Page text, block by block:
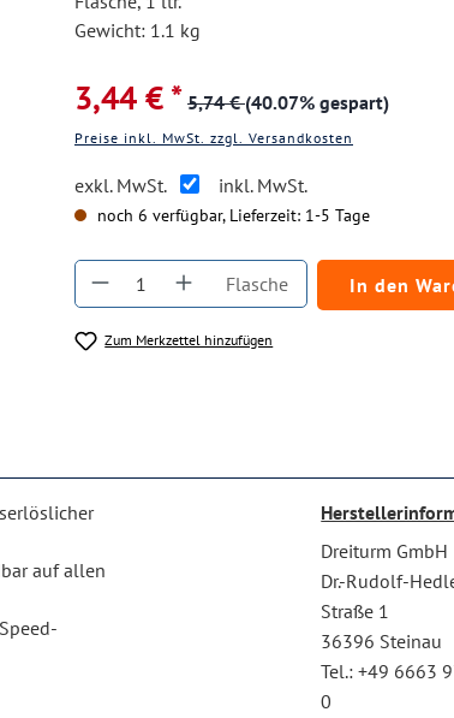
Gewicht: 1.1 kg
3,44 € * 5,74 €(40.07% gespart)
Preise inkl. MwSt. zzgl. Versandkosten
exkl. MwSt. inkl. MwSt.
noch 6 verfügbar, Lieferzeit: 1-5 Tage
Produkt Anzahl: Gib den
Flasche In den
Zum Merkzettel hinzufügen
auf allen
Dreiturm GmbH
Dr.-Rudolf-
Straße 1
36396 Steinau
Tel.: +49 6663
0